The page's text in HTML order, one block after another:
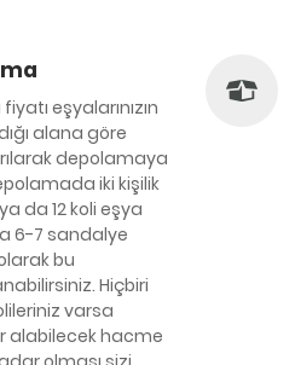
eşyalarınızın
alana göre
depolamaya
iki kişilik
da 12 koli eşya
6-7 sandalye
bu
Hiçbiri
varsa
alabilecek hacme